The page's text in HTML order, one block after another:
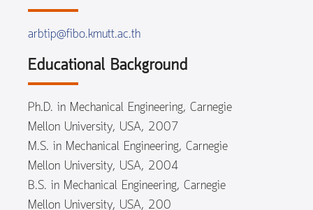
arbtip@fibo.kmutt.ac.th
Educational Background
Ph.D. in Mechanical Engineering, Carnegie
Mellon University, USA, 2007
M.S. in Mechanical Engineering, Carnegie
Mellon University, USA, 2004
B.S. in Mechanical Engineering, Carnegie
Mellon University, USA, 200